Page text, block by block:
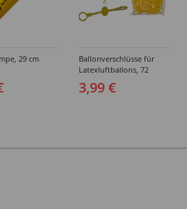
29 cm
Ballonverschlüsse für
Latexluftballons, 72
Stück
3,99 €